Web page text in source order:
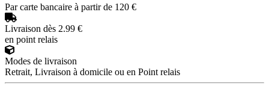
Par carte bancaire à partir de 120 €
Livraison dès 2.99 €
en point relais
Modes de livraison
Retrait, Livraison à domicile ou en Point relais